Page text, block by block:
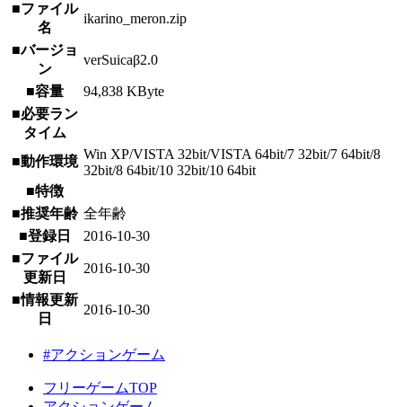
■ファイル
名
ikarino_meron.zip
■バージョ
ン
verSuicaβ2.0
■容量
94,838 KByte
■必要ラン
タイム
■動作環境 Win XP/VISTA 32bit/VISTA 64bit/7 32bit/7 64bit/8
32bit/8 64bit/10 32bit/10 64bit
■特徴
■推奨年齢 全年齢
■登録日
2016-10-30
■ファイル
更新日
2016-10-30
■情報更新
日
2016-10-30
#アクションゲーム
フリーゲームTOP